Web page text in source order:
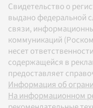
Свидетельство о
выдано федеральной
связи,
коммуникаций
несет
содержащейся в
предоставляет
Информация об
На информационном